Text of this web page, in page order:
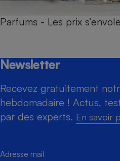
Parfums - Les prix
Newsletter
Recevez gratuitement
hebdomadaire ! Actus,
par des experts. En savoir
Adresse mail